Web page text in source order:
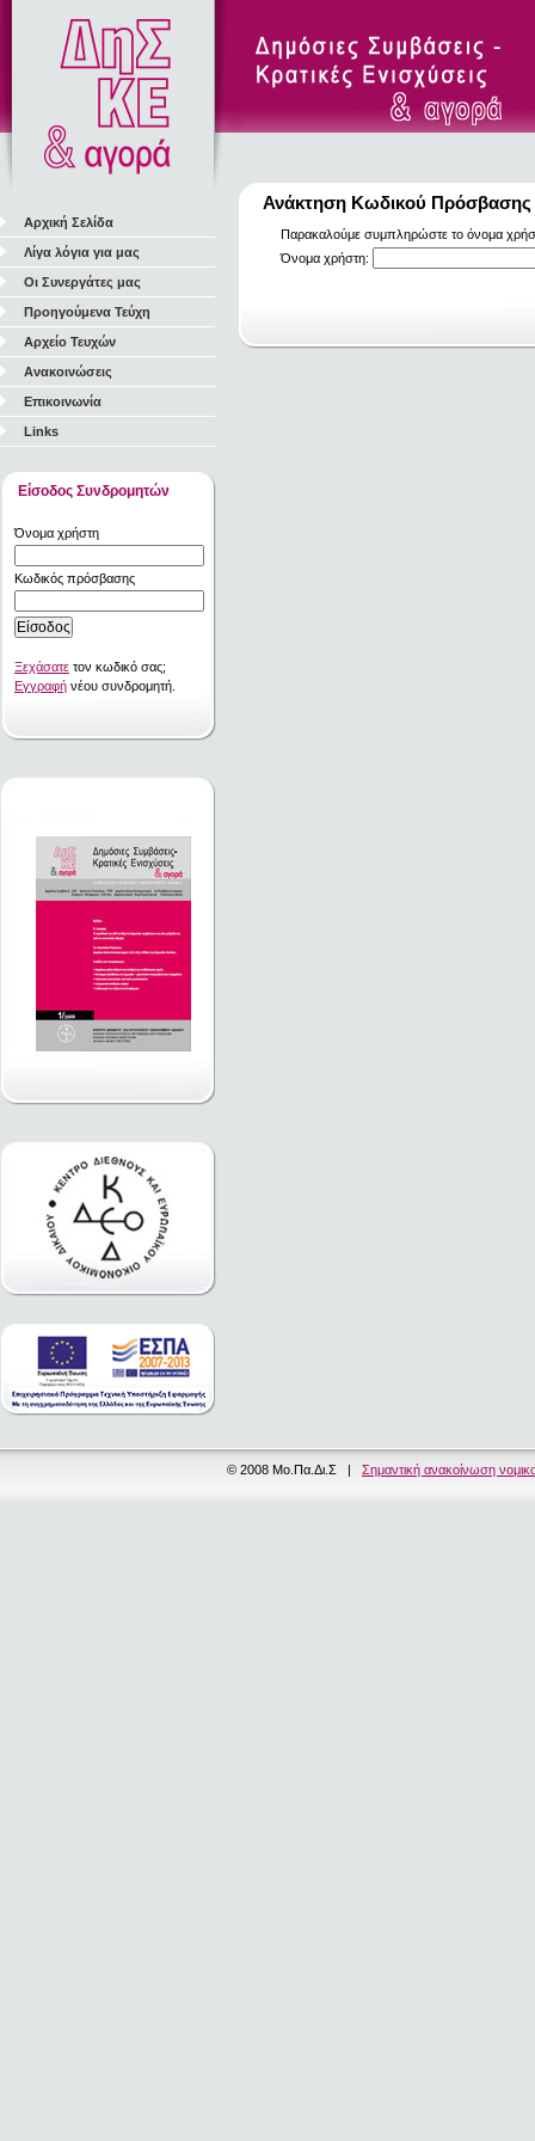
Αρχική Σελίδα
Λίγα λόγια για μας
Οι Συνεργάτες μας
Προηγούμενα Τεύχη
Αρχείο Τευχών
Ανακοινώσεις
Επικοινωνία
Links
Είσοδος Συνδρομητών
Όνομα χρήστη
Κωδικός πρόσβασης
Ξεχάσατε τον κωδικό σας;
Εγγραφή νέου συνδρομητή.
Ανάκτηση Κωδικού Πρόσβασης
Παρακαλούμε συμπληρώστε το όνομα
Όνομα χρήστη:
© 2008 Μο.Πα.Δι.Σ | Σημαντική ανακοίνωση